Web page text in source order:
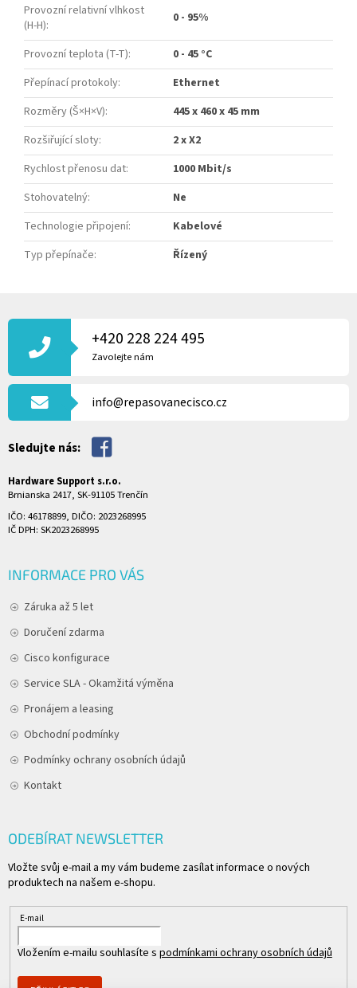
Provozní relativní vlhkost
(H-H): 0 - 95%
Provozní teplota (T-T):
0 - 45 °C
Přepínací protokoly:
Ethernet
Rozměry (Š×H×V):
445 x 460 x 45 mm
Rozšiřující sloty:
2 x X2
Rychlost přenosu dat:
1000 Mbit/s
Stohovatelný:
Ne
Technologie připojení:
Kabelové
Typ přepínače: Řízený
Á
T
+420 228 224 495
Zavolejte nám
info@repasovanecisco.cz
Sledujte nás:
Hardware Support s.r.o.
Brnianska 2417, SK-91105 Trenčín
IČO: 46178899, DIČO: 2023268995
IČ DPH: SK2023268995
INFORMACE PRO VÁS
Záruka až 5 let
Doručení zdarma
Cisco konfigurace
Service SLA - Okamžitá výměna
Pronájem a leasing
Obchodní podmínky
Podmínky ochrany osobních údajů
Kontakt
ODEBÍRAT NEWSLETTER
Vložte svůj e-mail a my vám budeme zasílat informace o nových
produktech na našem e-shopu.
E-mail
Vložením e-mailu souhlasíte s podmínkami ochrany osobních údajů